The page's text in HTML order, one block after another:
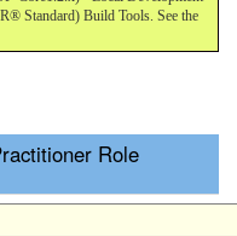
Standard) Build Tools. See the
Role